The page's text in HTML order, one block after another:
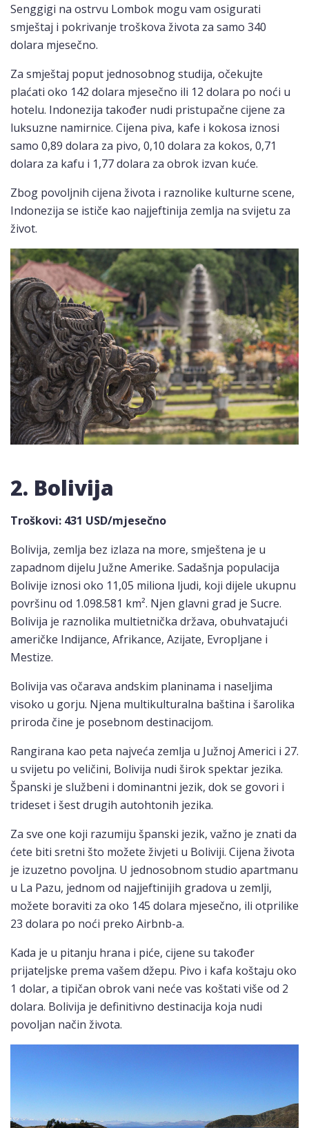
Senggigi na ostrvu Lombok mogu vam osigurati
smještaj i pokrivanje troškova života za samo 340
dolara mjesečno.
Za smještaj poput jednosobnog studija, očekujte
plaćati oko 142 dolara mjesečno ili 12 dolara po noći u
hotelu. Indonezija također nudi pristupačne cijene za
luksuzne namirnice. Cijena piva, kafe i kokosa iznosi
samo 0,89 dolara za pivo, 0,10 dolara za kokos, 0,71
dolara za kafu i 1,77 dolara za obrok izvan kuće.
Zbog povoljnih cijena života i raznolike kulturne scene,
Indonezija se ističe kao najjeftinija zemlja na svijetu za
život.
2. Bolivija
Troškovi: 431 USD/mjesečno
Bolivija, zemlja bez izlaza na more, smještena je u
zapadnom dijelu Južne Amerike. Sadašnja populacija
Bolivije iznosi oko 11,05 miliona ljudi, koji dijele ukupnu
površinu od 1.098.581 km². Njen glavni grad je Sucre.
Bolivija je raznolika multietnička država, obuhvatajući
američke Indijance, Afrikance, Azijate, Evropljane i
Mestize.
Bolivija vas očarava andskim planinama i naseljima
visoko u gorju. Njena multikulturalna baština i šarolika
priroda čine je posebnom destinacijom.
Rangirana kao peta najveća zemlja u Južnoj Americi i 27.
u svijetu po veličini, Bolivija nudi širok spektar jezika.
Španski je službeni i dominantni jezik, dok se govori i
trideset i šest drugih autohtonih jezika.
Za sve one koji razumiju španski jezik, važno je znati da
ćete biti sretni što možete živjeti u Boliviji. Cijena života
je izuzetno povoljna. U jednosobnom studio apartmanu
u La Pazu, jednom od najjeftinijih gradova u zemlji,
možete boraviti za oko 145 dolara mjesečno, ili otprilike
23 dolara po noći preko Airbnb-a.
Kada je u pitanju hrana i piće, cijene su također
prijateljske prema vašem džepu. Pivo i kafa koštaju oko
1 dolar, a tipičan obrok vani neće vas koštati više od 2
dolara. Bolivija je definitivno destinacija koja nudi
povoljan način života.